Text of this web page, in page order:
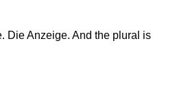
Die Anzeige. And the plural is